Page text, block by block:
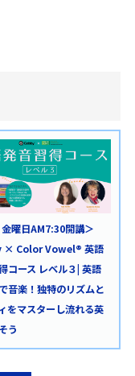
曜日AM7:30開講＞
× Color Vowel® 英語
コース レベル３| 英語
音楽！独特のリズムと
をマスターし流れる英
う